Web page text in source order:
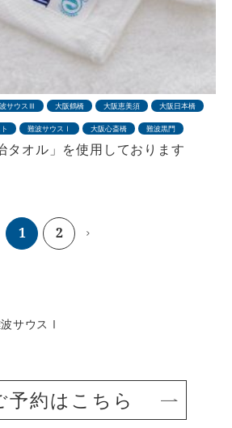
サウスⅢ 大阪鶴橋 大阪恵美須 大阪日本橋
難波サウスⅠ 大阪心斎橋 難波黒門
タオル」を使用しております
1 2
サウスⅠ
予約はこちら